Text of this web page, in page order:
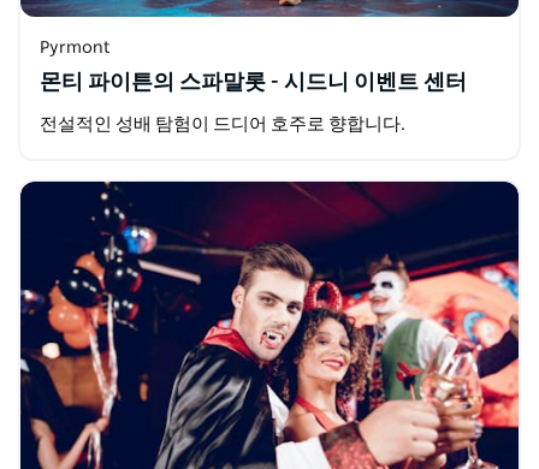
Pyrmont
몬티 파이튼의 스파말롯 - 시드니 이벤트 센터
전설적인 성배 탐험이 드디어 호주로 향합니다.